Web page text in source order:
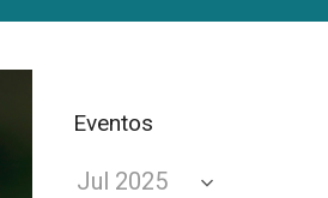
Eventos